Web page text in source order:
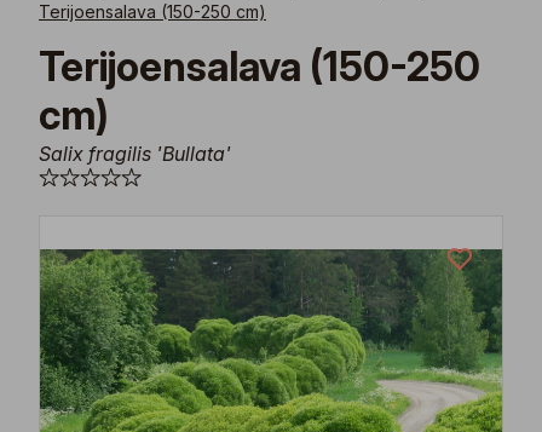
Terijoensalava (150-250 cm)
Terijoensalava (150-250
cm)
Salix fragilis 'Bullata'